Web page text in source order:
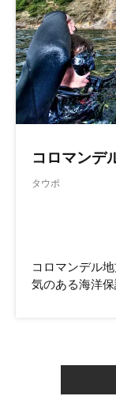
コロマンデ
タウポ
コロマンデル
気のある海洋保